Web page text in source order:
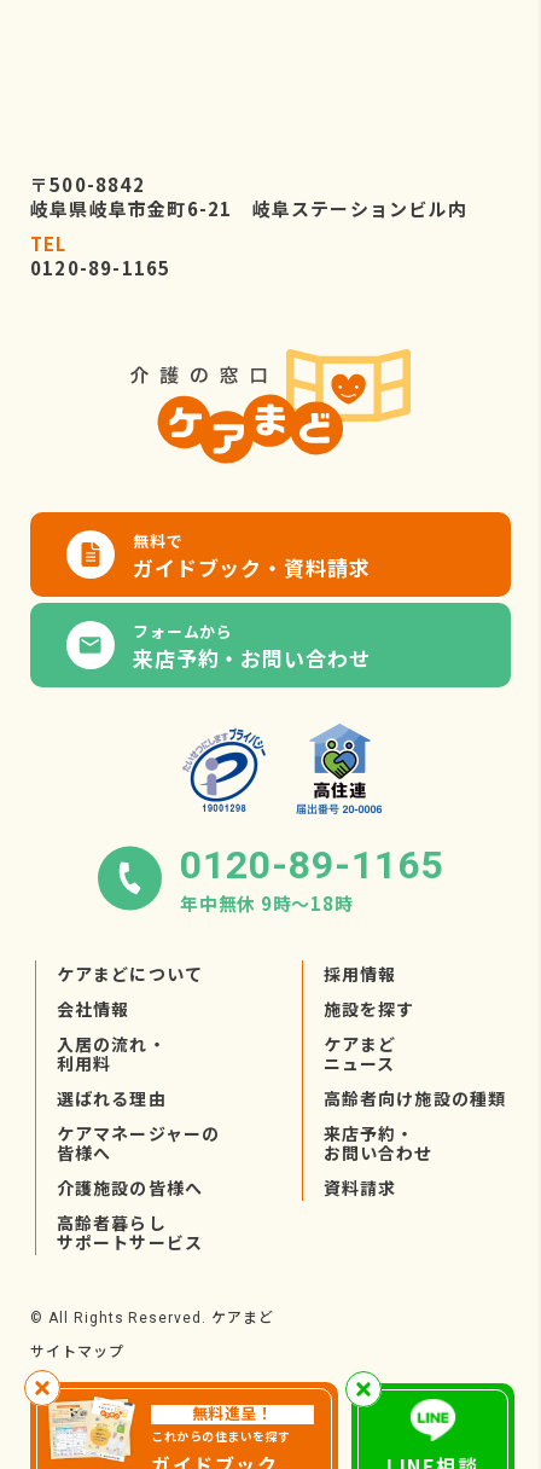
無料進呈！
これからの住まいを探す
〒500-8842
岐阜県岐阜市金町6-21 岐阜ステーションビル内
TEL
0120-89-1165
無料で
ガイドブック・資料請求
フォームから
来店予約・お問い合わせ
0120-89-1165
年中無休 9時〜18時
ケアまどについて
会社情報
入居の流れ・
利用料
選ばれる理由
ケアマネージャーの
皆様へ
介護施設の皆様へ
高齢者暮らし
サポートサービス
採用情報
施設を探す
ケアまど
ニュース
高齢者向け施設の種類
来店予約・
お問い合わせ
資料請求
© All Rights Reserved. ケアまど
サイトマップ